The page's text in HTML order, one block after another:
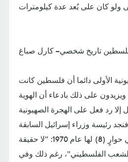
تاريخ شخصي – كارل صباغ
الأولى دائما أن فلسطين كانت
على ذلك بادعاء أن الهوية
إلا رد فعل على الهجرة الصهيونية
رئيسة وزراء إسرائيل السابقة
غولدا مائير تقول في حوارٍ (8) لها عام 1970: "لا حقيقة
الفلسطيني"، رغم ذلك وفي